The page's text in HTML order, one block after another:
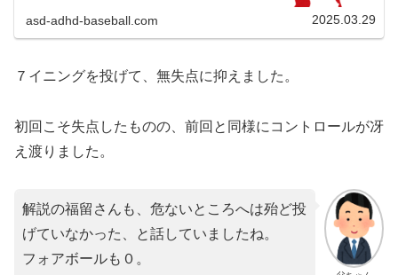
asd-adhd-baseball.com 2025.03.29
７イニングを投げて、無失点に抑えました。
初回こそ失点したものの、前回と同様にコントロールが冴
え渡りました。
解説の福留さんも、危ないところへは殆ど投
げていなかった、と話していましたね。
フォアボールも０。